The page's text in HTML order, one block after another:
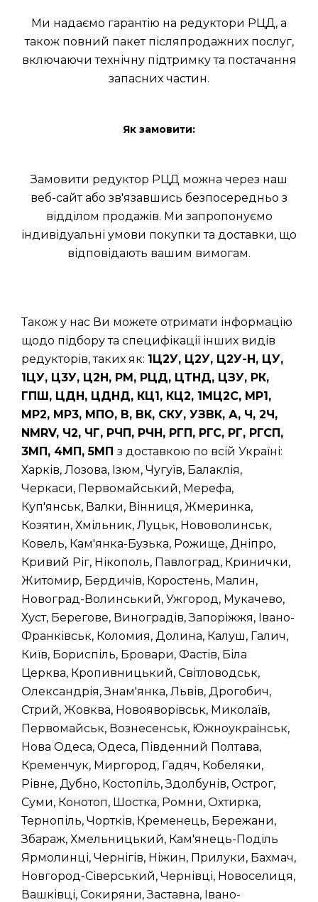
Ми надаємо гарантію на редуктори РЦД, а
також повний пакет післяпродажних послуг,
включаючи технічну підтримку та постачання
запасних частин.
Як замовити:
Замовити редуктор РЦД можна через наш
веб-сайт або зв'язавшись безпосередньо з
відділом продажів. Ми запропонуємо
індивідуальні умови покупки та доставки, що
відповідають вашим вимогам.
Також у нас Ви можете отримати інформацію
щодо підбору та специфікації інших видів
редукторів, таких як: 1Ц2У, Ц2У, Ц2У-Н, ЦУ,
1ЦУ, Ц3У, Ц2Н, РМ, РЦД, ЦТНД, ЦЗУ, РК,
ГПШ, ЦДН, ЦДНД, КЦ1, КЦ2, 1МЦ2С, МР1,
МР2, МР3, МПО, В, ВК, СКУ, УЗВК, А, Ч, 2Ч,
NMRV, Ч2, ЧГ, РЧП, РЧН, РГП, РГС, РГ, РГСП,
3МП, 4МП, 5МП з доставкою по всій Україні:
Харків, Лозова, Ізюм, Чугуїв, Балаклія,
Черкаси, Первомайський, Мерефа,
Куп'янськ, Валки, Вінниця, Жмеринка,
Козятин, Хмільник, Луцьк, Нововолинськ,
Ковель, Кам'янка-Бузька, Рожище, Дніпро,
Кривий Ріг, Нікополь, Павлоград, Кринички,
Житомир, Бердичів, Коростень, Малин,
Новоград-Волинський, Ужгород, Мукачево,
Хуст, Берегове, Виноградів, Запоріжжя, Івано-
Франківськ, Коломия, Долина, Калуш, Галич,
Київ, Бориспіль, Бровари, Фастів, Біла
Церква, Кропивницький, Світловодськ,
Олександрія, Знам'янка, Львів, Дрогобич,
Стрий, Жовква, Новояворівськ, Миколаїв,
Первомайськ, Вознесенськ, Южноукраїнськ,
Нова Одеса, Одеса, Південний Полтава,
Кременчук, Миргород, Гадяч, Кобеляки,
Рівне, Дубно, Костопіль, Здолбунів, Острог,
Суми, Конотоп, Шостка, Ромни, Охтирка,
Тернопіль, Чортків, Кременець, Бережани,
Збараж, Хмельницький, Кам'янець-Поділь
Ярмолинці, Чернігів, Ніжин, Прилуки, Бахмач,
Новгород-Сіверський, Чернівці, Новоселиця,
Вашківці, Сокиряни, Заставна, Івано-